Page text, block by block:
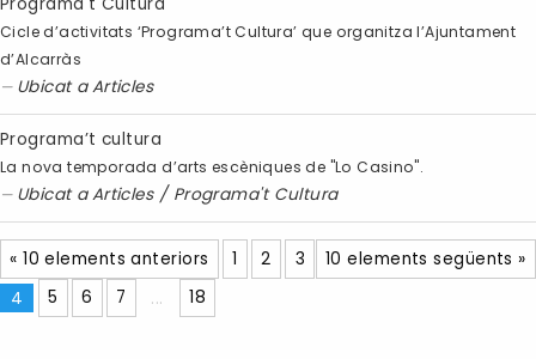
Cicle d’activitats ‘Programa’t Cultura’ que organitza l’Ajuntament
d’Alcarràs
Ubicat aArticles
Programa’t cultura
La nova temporada d’arts escèniques de "Lo Casino".
Ubicat aArticles / Programa't Cultura
« 10 elements anteriors 10 elements següents »
1 2
3
4
5 6 7 ... 18